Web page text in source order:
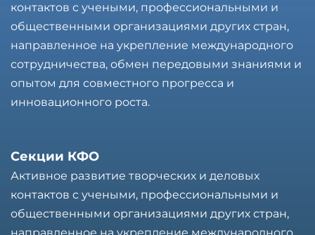
контактов с учеными, профессиональными и
общественными организациями других стран,
направленное на укрепление международного
сотрудничества, обмен передовыми знаниями и
опытом для совместного прогресса и
инновационного роста.
Cекции КФО
Активное развитие творческих и деловых
контактов с учеными, профессиональными и
общественными организациями других стран,